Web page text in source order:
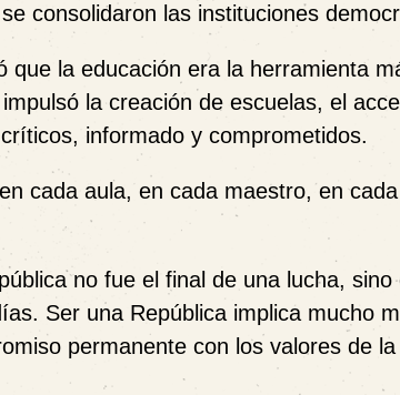
consolidaron las instituciones
que la educación era la herramienta
la creación de escuelas, el
informado y comprometidos.
cada aula, en cada maestro, en
no fue el final de una lucha,
Ser una República implica mucho
permanente con los valores de